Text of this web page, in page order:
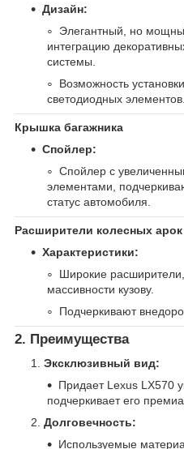
Дизайн:
Элегантный, но
интеграцию
системы.
Возможность
светодиодных элементов.
Крышка багажника
Спойлер:
Спойлер с
элементами,
статус автомобиля.
Расширители колесных арок
Характеристики:
Широкие
массивности кузову.
Подчеркивают
2. Преимущества
Эксклюзивный вид:
Придает Lexus LX570
подчеркивает его
Долговечность:
Используемые